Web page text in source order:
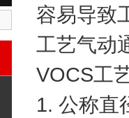
容易导致
工艺气动
VOCS工
1. 公称直